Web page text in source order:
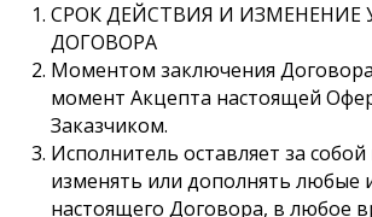
СРОК ДЕЙСТВИЯ И ИЗМЕНЕНИЕ
ДОГОВОРА
Моментом заключения Договора
момент Акцепта настоящей
Заказчиком.
Исполнитель оставляет за
изменять или дополнять любые
настоящего Договора, в любое